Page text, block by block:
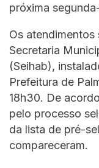
próxima
Os
Secretaria
(Seihab),
Prefeitura de
18h30. De
pelo processo
da lista de pré-
compareceram.